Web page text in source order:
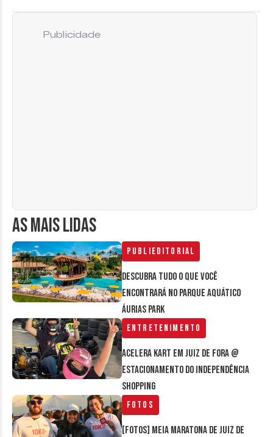
AS MAIS LIDAS
Publieditorial
Descubra tudo o que você
encontrará no parque aquático
Áurias Park
Entretenimento
Acelera Kart em Juiz de Fora @
estacionamento do Independência
Shopping
Fotos
[FOTOS] Meia Maratona de Juiz de
Publicidade